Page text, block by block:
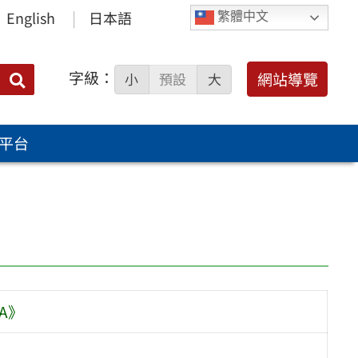
繁體中文
English 日本語
搜
尋：
字級： 小 預設 大 網站導覽
台